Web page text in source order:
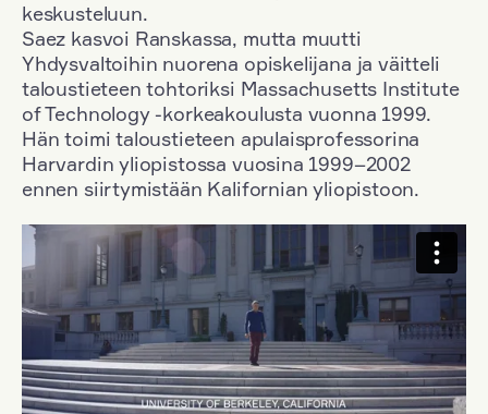
keskusteluun.
Saez kasvoi Ranskassa, mutta muutti
Yhdysvaltoihin nuorena opiskelijana ja väitteli
taloustieteen tohtoriksi Massachusetts Institute
of Technology -korkeakoulusta vuonna 1999.
Hän toimi taloustieteen apulaisprofessorina
Harvardin yliopistossa vuosina 1999–2002
ennen siirtymistään Kalifornian yliopistoon.